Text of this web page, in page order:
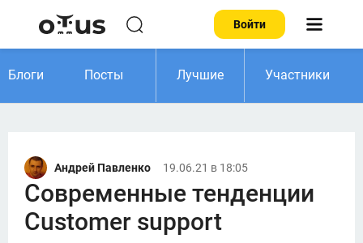
Войти
Блоги Посты Лучшие Участники
Андрей Павленко 19.06.21 в 18:05
Современные тенденции
Customer support